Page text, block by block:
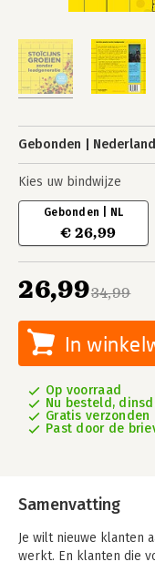
Gebonden
Kies uw bindwijze
Gebonden | NL
€ 26,99
34,99
26,99
In
Op voorraad
Nu besteld,
Gratis verzonden
Past door de
Samenvatting
Je wilt nieuwe klanten
werkt. En klanten die